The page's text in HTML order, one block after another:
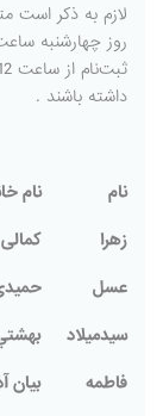
لازم به ذکر است
داشته باشند .
نام نام
زهرا
كمالى
عسل
سيدميلاد
فاطمه
بیان